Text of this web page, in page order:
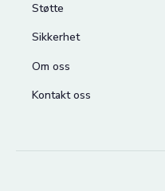
Støtte
Sikkerhet
Om oss
Kontakt oss